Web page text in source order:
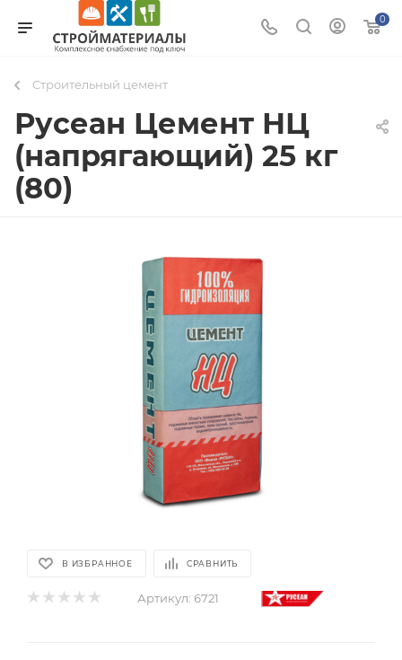
0
Строительный цемент
Русеан Цемент НЦ
(напрягающий) 25 кг
(80)
В ИЗБРАННОЕ СРАВНИТЬ
Артикул: 6721